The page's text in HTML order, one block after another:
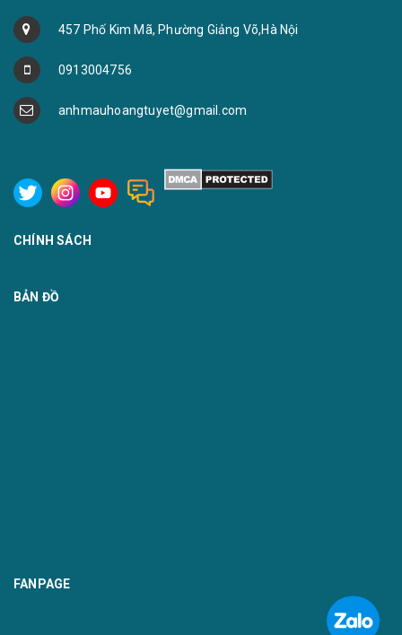
457 Phố Kim Mã, Phường Giảng Võ,Hà Nội
0913004756
anhmauhoangtuyet@gmail.com
CHÍNH SÁCH
BẢN ĐỒ
FANPAGE